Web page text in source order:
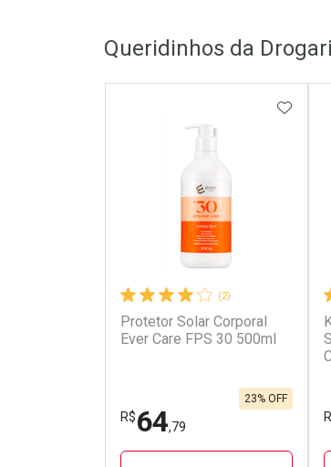
Queridinhos da
(2)
Protetor Solar Corporal
Ever Care FPS 30 500ml
R$64,79
23% OFF